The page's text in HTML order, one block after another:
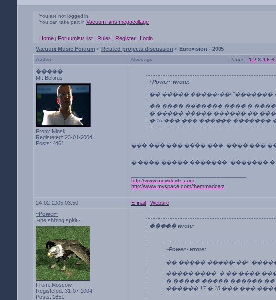
You are not logged in.
You can take part in Vacuum fans megacollage
Home | Foruumists list | Rules | Register | Login
Vacuum Music Foruum » Related projects discussion » Eurovision - 2005
Author Message Pages: 1 2 3 4 5 6
�����
Mr. Belarus
From: Minsk
Registered: 23-01-2004
Posts: 4461
~Power~ wrote:
�� ����� �����-��! "�������
�� ���� ������� ���� � ����
� ����� ����� ������ ��
� 18 ��� ��� ������ �������
��� ��� ��� ���� ���, ���� ���
� ���� ����� �������, ������� �
http://www.mmadcatz.com
http://www.myspace.com/themmadcatz
24-02-2005 03:50 E-mail | Website
~Power~
~the shining spirit~
From: Moscow
Registered: 31-07-2004
Posts: 2651
����� wrote:
~Power~ wrote:
�� ����� �����-��!
����� ����. � �� ����
� ����� ����� ������ ��
������ 17 � 18 ��� ���